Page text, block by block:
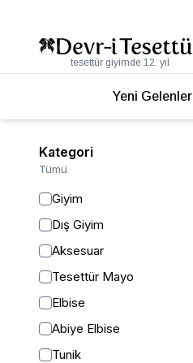
tesettür giyimde 12. yıl
Yeni Gelenler
Kategori
Tümü
Giyim
Dış Giyim
Aksesuar
Tesettür Mayo
Elbise
Abiye Elbise
Tunik